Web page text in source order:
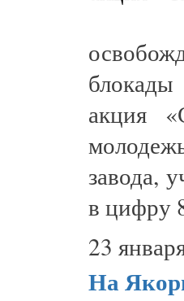
акция
завода,
в цифру
23
На